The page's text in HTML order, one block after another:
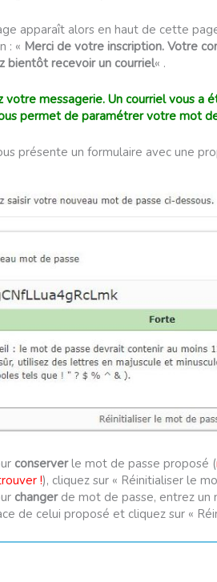
apparaît alors en haut de cette
: « Merci de votre inscription. Votre
bientôt recevoir un courriel« .
votre messagerie. Un courriel vous a
permet de paramétrer votre mot
présente un formulaire avec une
conserverle mot de passe proposé (
!), cliquez sur « Réinitialiser le
changerde mot de passe, entrez un
de celui proposé et cliquez sur «